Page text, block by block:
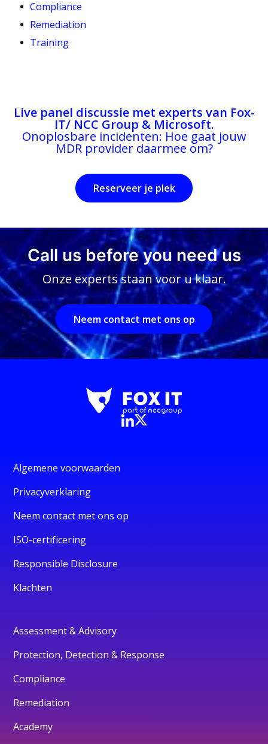
Compliance
Remediation
Training
Live panel discussie met experts van Fox-
IT/ NCC Group & Microsoft.
Onoplosbare incidenten: Hoe gaat jouw
MDR provider daarmee om?
Reserveer je plek
Call us before you need us
Onze experts staan voor u klaar.
Neem contact met ons op
Algemene voorwaarden
Privacyverklaring
Neem contact met ons op
ISO-certificering
Responsible Disclosure
Klachten
Assessment & Advisory
Protection, Detection & Response
Compliance
Remediation
Academy